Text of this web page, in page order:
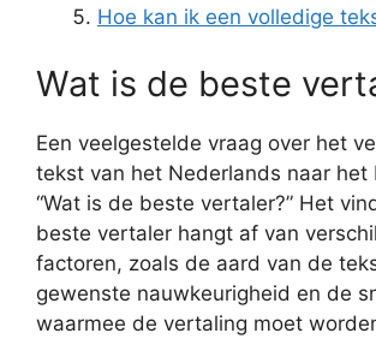
Hoe kan ik een volledige
Wat is de beste
Een veelgestelde vraag over het
tekst van het Nederlands naar het
“Wat is de beste vertaler?” Het
beste vertaler hangt af van
factoren, zoals de aard van de
gewenste nauwkeurigheid en de
waarmee de vertaling moet